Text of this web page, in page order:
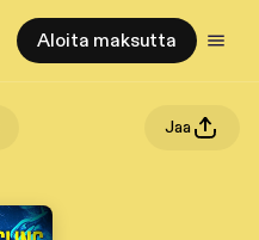
Aloita maksutta
Jaa